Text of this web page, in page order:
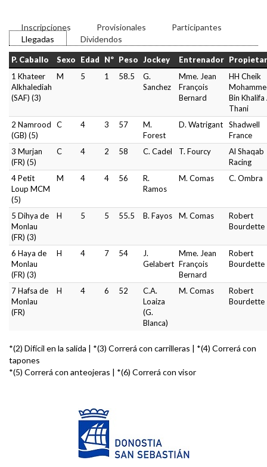
Inscripciones Provisionales
Participantes
Llegadas
Dividendos
P. Caballo Sexo Edad Nº Peso Jockey Entrenador
1 Khateer
Alkhalediah
(SAF) (3)
M 5 1 58.5
G.
Sanchez
Mme. Jean
François
Bernard
HH Cheik
Bin Khalifa
Thani
2 Namrood
(GB) (5)
C 4 3 57
M.
Forest
D. Watrigant
Shadwell
France
3 Murjan
(FR) (5)
C 4 2 58 C. Cadel T. Fourcy
Al Shaqab
Racing
4 Petit
Loup MCM
(5)
M 4 4 56
R.
Ramos
M. Comas C. Ombra
5 Dihya de
Monlau
(FR) (3)
H 5 5 55.5 B. Fayos M. Comas
Robert
Bourdette
6 Haya de
Monlau
(FR) (3)
H 4 7 54
J.
Gelabert
Mme. Jean
François
Bernard
Robert
Bourdette
7 Hafsa de
Monlau
(FR)
H 4 6 52
C.A.
Loaiza
(G.
Blanca)
M. Comas
Robert
Bourdette
*(2) Difícil en la salida | *(3) Correrá con carrilleras | *(4) Correrá con
tapones
*(5) Correrá con anteojeras | *(6) Correrá con visor